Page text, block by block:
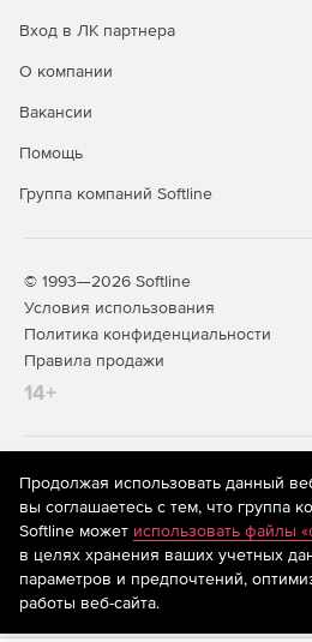
инкрементным резервным копиям.
Вход в ЛК партнера
О компании
Вакансии
Помощь
Группа компаний Softline
© 1993—2026 Softline
Условия использования
Политика конфиденциальности
Правила продажи
14+
На информационном ресурсе
рекомендательные технологии
предоставления информации на
систематизации и анализа
предпочтениям пользователей сети
находящихся на территории
Продолжая использовать данный
вы соглашаетесь с тем, что группа
Softline может использовать файлы
в целях хранения ваших учетных
параметров и предпочтений,
работы веб-сайта.